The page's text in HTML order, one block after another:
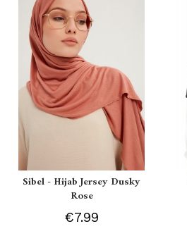
Sibel - Hijab Jersey Dusky
Rose
€7.99